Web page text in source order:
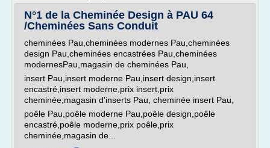
N°1 de la Cheminée Design à PAU 64
/Cheminées Sans Conduit
cheminées Pau,cheminées modernes Pau,cheminées
design Pau,cheminées encastrées Pau,cheminées
modernesPau,magasin de cheminées Pau,
insert Pau,insert moderne Pau,insert design,insert
encastré,insert moderne,prix insert,prix
cheminée,magasin d'inserts Pau, cheminée insert Pau,
poêle Pau,poêle moderne Pau,poêle design,poêle
encastré,poêle moderne,prix poêle,prix
cheminée,magasin de...